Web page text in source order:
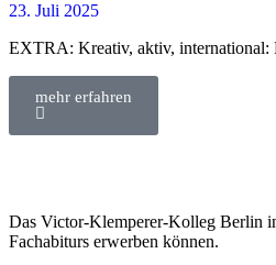
23. Juli 2025
EXTRA: Krea­tiv, aktiv, inter­na­tio­nal:
mehr erfahren
Das Victor-Klemperer-Kolleg Berlin
Fachabiturs erwerben können.